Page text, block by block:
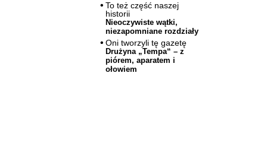
To też część naszej
historii
Nieoczywiste wątki,
niezapomniane rozdziały
Oni tworzyli tę gazetę
Drużyna „Tempa“ – z
piórem, aparatem i
ołowiem